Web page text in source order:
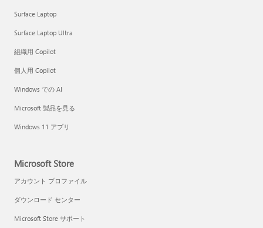
Surface Laptop
Surface Laptop Ultra
組織用 Copilot
個人用 Copilot
Windows での AI
Microsoft 製品を見る
Windows 11 アプリ
Microsoft Store
アカウント プロファイル
ダウンロード センター
Microsoft Store サポート